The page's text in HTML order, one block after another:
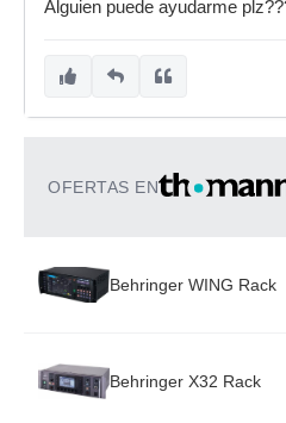
Alguien puede ayudarme
OFERTAS EN
Behringer WING Rack
Behringer X32 Rack